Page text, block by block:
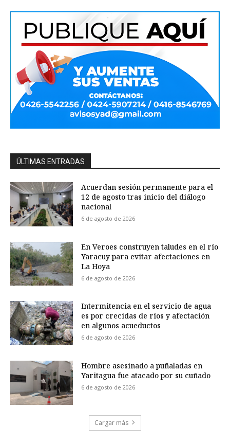
ÚLTIMAS ENTRADAS
Acuerdan sesión permanente para el
12 de agosto tras inicio del diálogo
nacional
6 de agosto de 2026
En Veroes construyen taludes en el río
Yaracuy para evitar afectaciones en
La Hoya
6 de agosto de 2026
Intermitencia en el servicio de agua
es por crecidas de ríos y afectación
en algunos acueductos
6 de agosto de 2026
Hombre asesinado a puñaladas en
Yaritagua fue atacado por su cuñado
6 de agosto de 2026
Cargar más